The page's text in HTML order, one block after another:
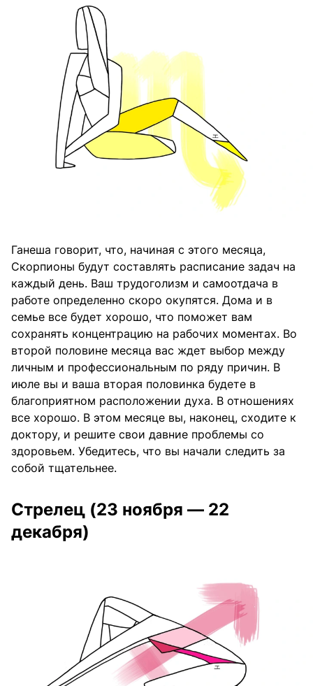
Ганеша говорит, что, начиная с этого месяца,
Скорпионы будут составлять расписание задач на
каждый день. Ваш трудоголизм и самоотдача в
работе определенно скоро окупятся. Дома и в
семье все будет хорошо, что поможет вам
сохранять концентрацию на рабочих моментах. Во
второй половине месяца вас ждет выбор между
личным и профессиональным по ряду причин. В
июле вы и ваша вторая половинка будете в
благоприятном расположении духа. В отношениях
все хорошо. В этом месяце вы, наконец, сходите к
доктору, и решите свои давние проблемы со
здоровьем. Убедитесь, что вы начали следить за
собой тщательнее.
Стрелец (23 ноября — 22
декабря)